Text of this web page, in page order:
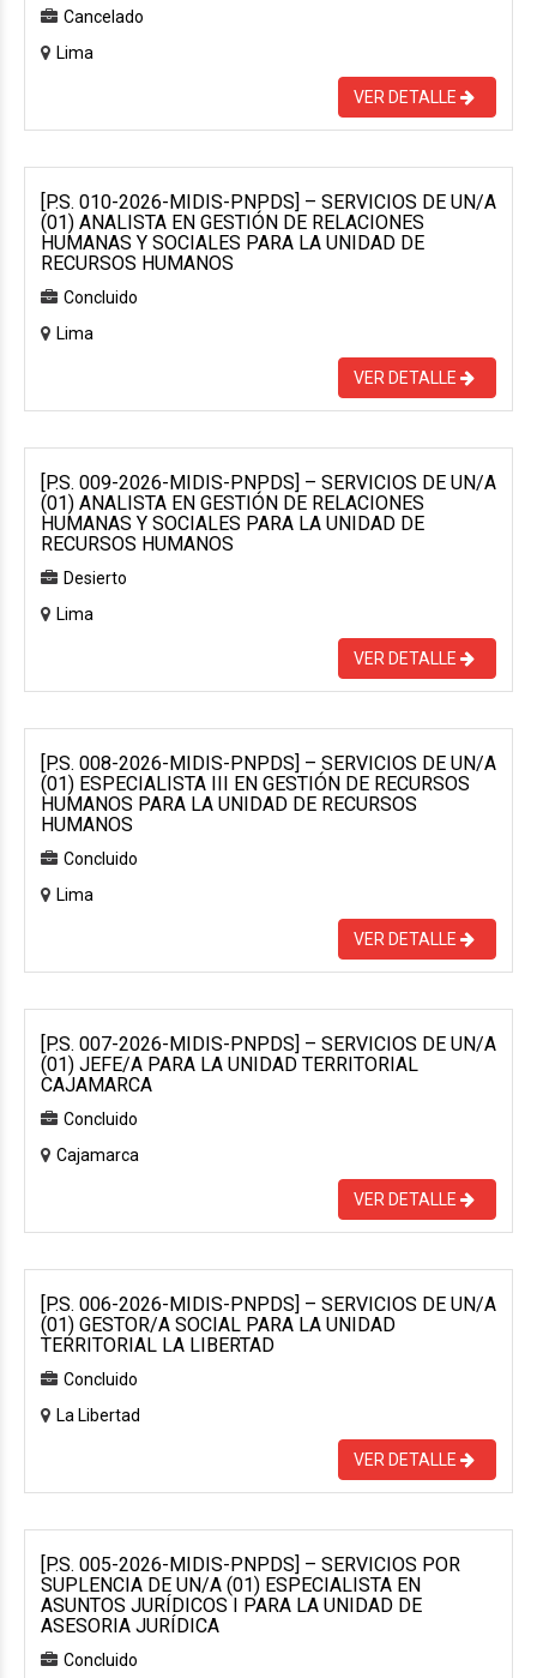
Cancelado
Lima
VER DETALLE
[P.S. 010-2026-MIDIS-PNPDS] – SERVICIOS DE UN/A
(01) ANALISTA EN GESTIÓN DE RELACIONES
HUMANAS Y SOCIALES PARA LA UNIDAD DE
RECURSOS HUMANOS
Concluido
Lima
VER DETALLE
[P.S. 009-2026-MIDIS-PNPDS] – SERVICIOS DE UN/A
(01) ANALISTA EN GESTIÓN DE RELACIONES
HUMANAS Y SOCIALES PARA LA UNIDAD DE
RECURSOS HUMANOS
Desierto
Lima
VER DETALLE
[P.S. 008-2026-MIDIS-PNPDS] – SERVICIOS DE UN/A
(01) ESPECIALISTA III EN GESTIÓN DE RECURSOS
HUMANOS PARA LA UNIDAD DE RECURSOS
HUMANOS
Concluido
Lima
VER DETALLE
[P.S. 007-2026-MIDIS-PNPDS] – SERVICIOS DE UN/A
(01) JEFE/A PARA LA UNIDAD TERRITORIAL
CAJAMARCA
Concluido
Cajamarca
VER DETALLE
[P.S. 006-2026-MIDIS-PNPDS] – SERVICIOS DE UN/A
(01) GESTOR/A SOCIAL PARA LA UNIDAD
TERRITORIAL LA LIBERTAD
Concluido
La Libertad
VER DETALLE
[P.S. 005-2026-MIDIS-PNPDS] – SERVICIOS POR
SUPLENCIA DE UN/A (01) ESPECIALISTA EN
ASUNTOS JURÍDICOS I PARA LA UNIDAD DE
ASESORIA JURÍDICA
Concluido